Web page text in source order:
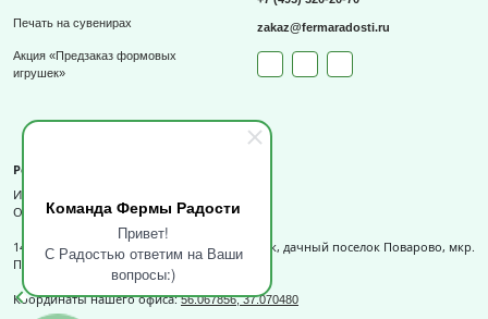
Команда Фермы Радости
Привет!
С Радостью ответим на Ваши
вопросы:)
Печать на сувенирах
Акция «Предзаказ формовых
игрушек»
zakaz@fermaradosti.ru
Реквизиты
ИП Слизов Е.П.
ОГРНИП: 324508100709727,
141540, Московская обл., г.о. Солнечногорск, дачный поселок Поварово, мкр.
Поваровка, д.12, к.1.
Координаты нашего офиса:56.067856, 37.070480